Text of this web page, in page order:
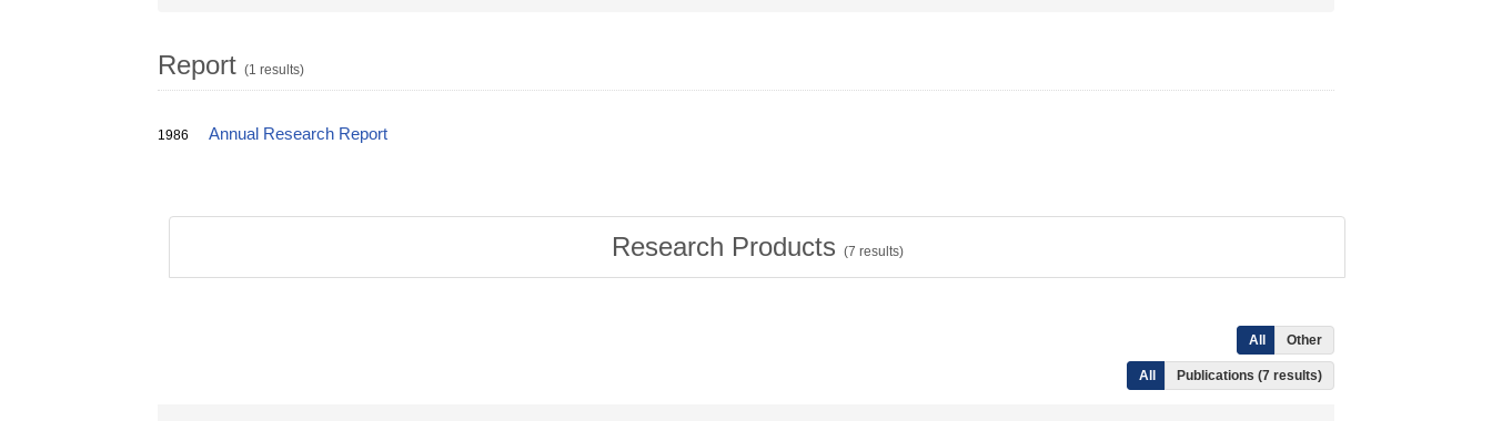
Report (1 results)
1986 Annual Research Report
Research Products (7 results)
All Other
All Publications (7 results)